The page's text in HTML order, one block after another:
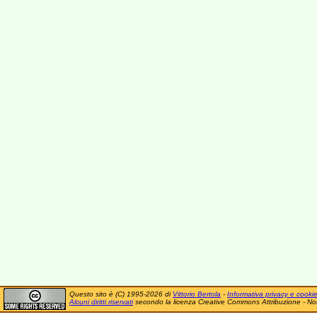
Questo sito è (C) 1995-2026 di Vittorio Bertola - Informativa privacy e cookie
Alcuni diritti riservatisecondo la licenza Creative Commons Attribuzione -